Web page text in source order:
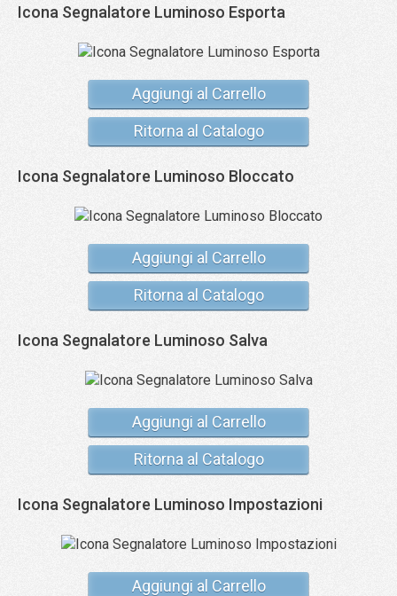
Icona Segnalatore Luminoso Esporta
Aggiungi al Carrello
Ritorna al Catalogo
Icona Segnalatore Luminoso Bloccato
Aggiungi al Carrello
Ritorna al Catalogo
Icona Segnalatore Luminoso Salva
Aggiungi al Carrello
Ritorna al Catalogo
Icona Segnalatore Luminoso Impostazioni
Aggiungi al Carrello